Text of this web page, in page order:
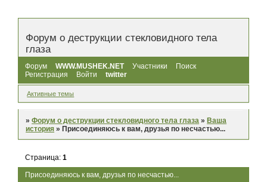
Форум о деструкции стекловидного тела
глаза
Форум WWW.MUSHEK.NET Участники
Поиск
Регистрация
Войти twitter
Активные темы
»Форум о деструкции стекловидного тела глаза »Ваша
история »Присоединяюсь к вам, друзья по несчастью...
Присоединяюсь к вам, друзья по несчастью...
Страница:1